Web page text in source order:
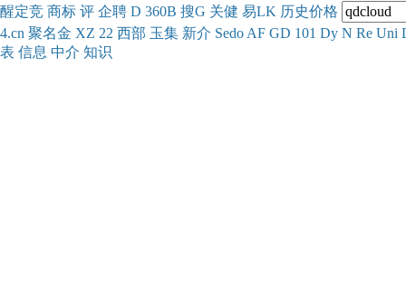
醒定竞 商标 评 企聘 D 360B 搜G 关健 易LK 历史价格
4.cn 聚名金 XZ 22 西部 玉集 新介 Sedo AF GD 101 Dy N Re Uni
表 信息 中介 知识